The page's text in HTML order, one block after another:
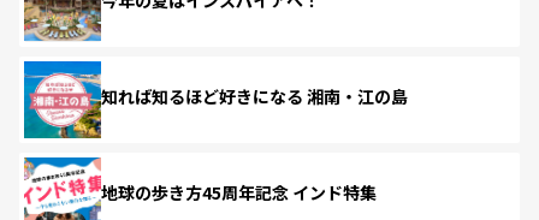
知れば知るほど好きになる 湘南・江の島
地球の歩き方45周年記念 インド特集